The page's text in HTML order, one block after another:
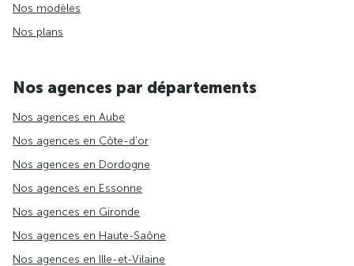
Nos modèles
Nos plans
Nos agences par départements
Nos agences en Aube
Nos agences en Côte-d'or
Nos agences en Dordogne
Nos agences en Essonne
Nos agences en Gironde
Nos agences en Haute-Saône
Nos agences en Ille-et-Vilaine